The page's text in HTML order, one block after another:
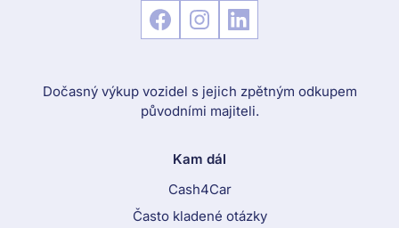
Dočasný výkup vozidel s jejich zpětným odkupem
původními majiteli.
Kam dál
Cash4Car
Často kladené otázky